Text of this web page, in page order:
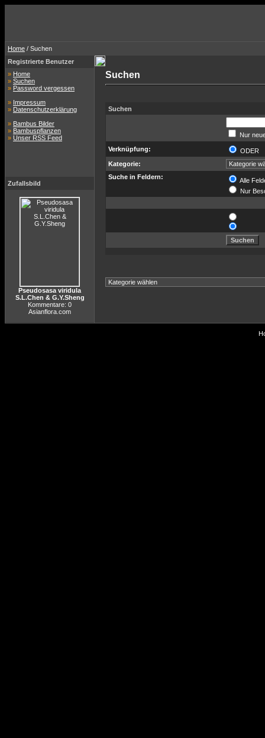
Home / Suchen
Registrierte Benutzer
» Home
» Suchen
» Password vergessen
» Impressum
» Datenschutzerklärung
» Bambus Bilder
» Bambuspflanzen
» Unser RSS Feed
Zufallsbild
Pseudosasa viridula
S.L.Chen & G.Y.Sheng
Kommentare: 0
Asianflora.com
Suchen
Suchen
Nur
Verknüpfung:
ODER
Kategorie:
Suche in Feldern:
Alle
Nur